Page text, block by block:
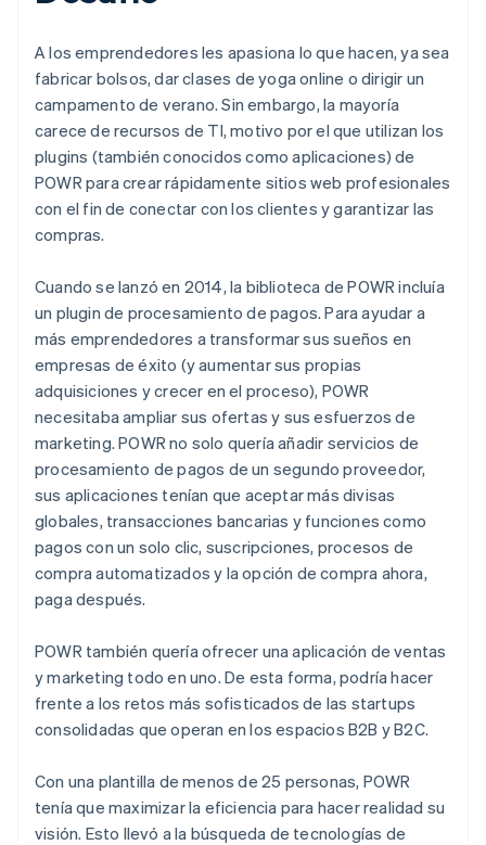
A los emprendedores les apasiona lo que hacen, ya sea
fabricar bolsos, dar clases de yoga online o dirigir un
campamento de verano. Sin embargo, la mayoría
carece de recursos de TI, motivo por el que utilizan los
plugins (también conocidos como aplicaciones) de
POWR para crear rápidamente sitios web profesionales
con el fin de conectar con los clientes y garantizar las
compras.
Cuando se lanzó en 2014, la biblioteca de POWR incluía
un plugin de procesamiento de pagos. Para ayudar a
más emprendedores a transformar sus sueños en
empresas de éxito (y aumentar sus propias
adquisiciones y crecer en el proceso), POWR
necesitaba ampliar sus ofertas y sus esfuerzos de
marketing. POWR no solo quería añadir servicios de
procesamiento de pagos de un segundo proveedor,
sus aplicaciones tenían que aceptar más divisas
globales, transacciones bancarias y funciones como
pagos con un solo clic, suscripciones, procesos de
compra automatizados y la opción de compra ahora,
paga después.
POWR también quería ofrecer una aplicación de ventas
y marketing todo en uno. De esta forma, podría hacer
frente a los retos más sofisticados de las startups
consolidadas que operan en los espacios B2B y B2C.
Con una plantilla de menos de 25 personas, POWR
tenía que maximizar la eficiencia para hacer realidad su
visión. Esto llevó a la búsqueda de tecnologías de